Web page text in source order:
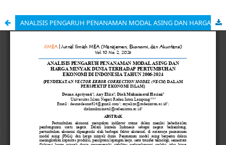
ANALISIS PENGARUH PENANAMAN MODAL ASING DAN HARGA MINYAK DUNIA TERHADAP PERTUMBUHAN EKONOMI DI INDONESIA TAHUN 2006-2024